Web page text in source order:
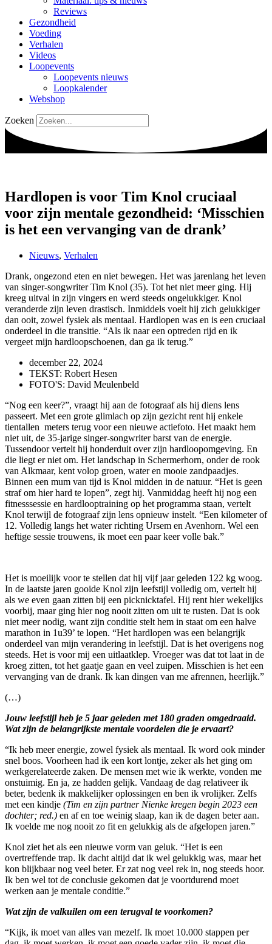
Reviews
Gezondheid
Voeding
Verhalen
Videos
Loopevents
Loopevents nieuws
Loopkalender
Webshop
Zoeken
Hardlopen is voor Tim Knol cruciaal
voor zijn mentale gezondheid: ‘Misschien
is het een vervanging van de drank’
Nieuws, Verhalen
Drank, ongezond eten en niet bewegen. Het was jarenlang het leven
van singer-songwriter Tim Knol (35). Tot het niet meer ging. Hij
kreeg uitval in zijn vingers en werd steeds ongelukkiger. Knol
veranderde zijn leven drastisch. Inmiddels voelt hij zich gelukkiger
dan ooit, zowel fysiek als mentaal. Hardlopen was en is een cruciaal
onderdeel in die transitie. “Als ik naar een optreden rijd en ik
vergeet mijn hardloopschoenen, dan ga ik terug.”
december 22, 2024
TEKST: Robert Hesen
FOTO'S: David Meulenbeld
“Nog een keer?”, vraagt hij aan de fotograaf als hij diens lens
passeert. Met een grote glimlach op zijn gezicht rent hij enkele
tientallen meters terug voor een nieuwe actiefoto. Het maakt hem
niet uit, de 35-jarige singer-songwriter barst van de energie.
Tussendoor vertelt hij honderduit over zijn hardloopomgeving. En
die liegt er niet om. Het landschap in Schermerhorn, onder de rook
van Alkmaar, kent volop groen, water en mooie zandpaadjes.
Binnen een mum van tijd is Knol midden in de natuur. “Het is geen
straf om hier hard te lopen”, zegt hij. Vanmiddag heeft hij nog een
fitnesssessie en hardlooptraining op het programma staan, vertelt
Knol terwijl de fotograaf zijn lens opnieuw instelt. “Een kilometer of
12. Volledig langs het water richting Ursem en Avenhorn. Wel een
heftige sessie trouwens, ik moet een paar keer volle bak.”
Het is moeilijk voor te stellen dat hij vijf jaar geleden 122 kg woog.
In de laatste jaren gooide Knol zijn leefstijl volledig om, vertelt hij
als we even gaan zitten bij een picknicktafel. Hij rent hier wekelijks
voorbij, maar ging hier nog nooit zitten om uit te rusten. Dat is ook
niet meer nodig, want zijn conditie stelt hem in staat om een halve
marathon in 1u39’ te lopen. “Het hardlopen was een belangrijk
onderdeel van mijn verandering in leefstijl. Dat is het overigens nog
steeds. Het is voor mij een uitlaatklep. Vroeger was dat tot laat in de
kroeg zitten, tot het gaatje gaan en veel zuipen. Misschien is het een
vervanging van de drank. Ik kan dingen van me afrennen, heerlijk.”
(…)
Jouw leefstijl heb je 5 jaar geleden met 180 graden omgedraaid.
Wat zijn de belangrijkste mentale voordelen die je ervaart?
“Ik heb meer energie, zowel fysiek als mentaal. Ik word ook minder
snel boos. Voorheen had ik een kort lontje, zeker als het ging om
werkgerelateerde zaken. De mensen met wie ik werkte, vonden me
onstuimig. En ja, ze hadden gelijk. Vandaag de dag relativeer ik
beter, bedenk ik makkelijker oplossingen en ben ik vrolijker. Zelfs
met een kindje (Tim en zijn partner Nienke kregen begin 2023 een
dochter; red.) en af en toe weinig slaap, kan ik de dagen beter aan.
Ik voelde me nog nooit zo fit en gelukkig als de afgelopen jaren.”
Knol ziet het als een nieuwe vorm van geluk. “Het is een
overtreffende trap. Ik dacht altijd dat ik wel gelukkig was, maar het
kon blijkbaar nog veel beter. Er zat nog veel rek in, nog steeds hoor.
Ik ben wel tot de conclusie gekomen dat je voortdurend moet
werken aan je mentale conditie.”
Wat zijn de valkuilen om een terugval te voorkomen?
“Kijk, ik moet van alles van mezelf. Ik moet 10.000 stappen per